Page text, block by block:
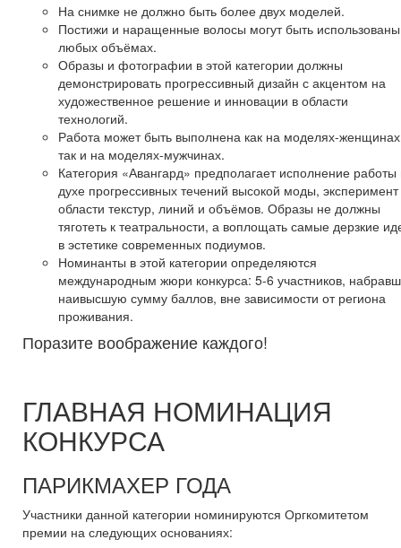
На снимке не должно быть более двух моделей.
Постижи и наращенные волосы могут быть
любых объёмах.
Образы и фотографии в этой категории должны
демонстрировать прогрессивный дизайн с акцентом на
художественное решение и инновации в области
технологий.
Работа может быть выполнена как на моделях-
так и на моделях-мужчинах.
Категория «Авангард» предполагает исполнение работы
духе прогрессивных течений высокой моды, эксперимент
области текстур, линий и объёмов. Образы не должны
тяготеть к театральности, а воплощать самые дерзкие
в эстетике современных подиумов.
Номинанты в этой категории определяются
международным жюри конкурса: 5-6 участников,
наивысшую сумму баллов, вне зависимости от региона
проживания.
Поразите воображение каждого!
ГЛАВНАЯ НОМИНАЦИЯ
КОНКУРСА
ПАРИКМАХЕР ГОДА
Участники данной категории номинируются Оргкомитетом
премии на следующих основаниях: